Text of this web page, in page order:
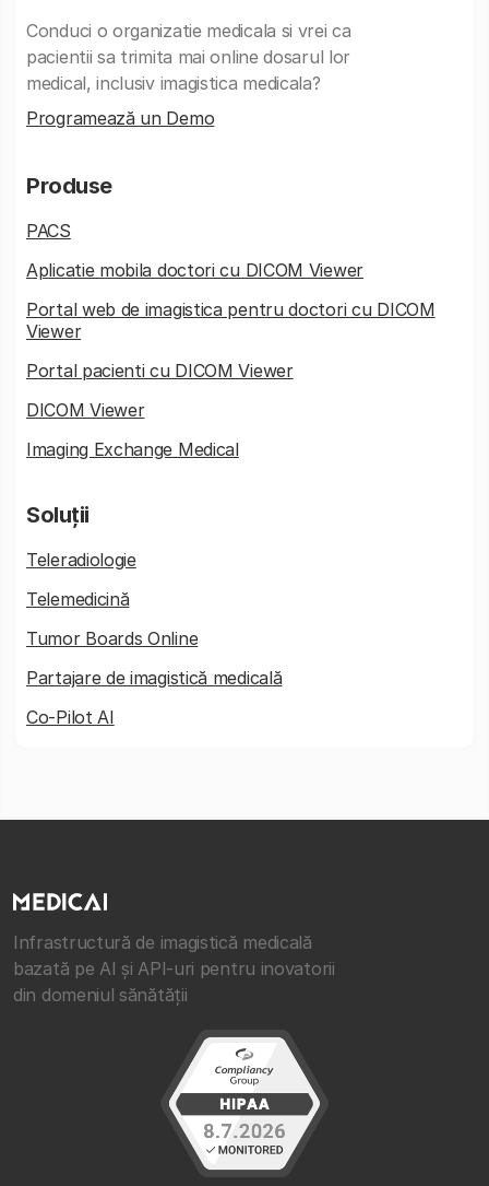
Conduci o organizatie medicala si vrei ca
pacientii sa trimita mai online dosarul lor
medical, inclusiv imagistica medicala?
Programează un Demo
Produse
PACS
Aplicatie mobila doctori cu DICOM Viewer
Portal web de imagistica pentru doctori cu DICOM
Viewer
Portal pacienti cu DICOM Viewer
DICOM Viewer
Imaging Exchange Medical
Soluții
Teleradiologie
Telemedicină
Tumor Boards Online
Partajare de imagistică medicală
Co-Pilot AI
Infrastructură de imagistică medicală
bazată pe AI și API-uri pentru inovatorii
din domeniul sănătății